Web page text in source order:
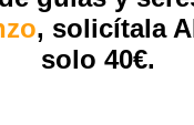
, solicítala
solo 40€.